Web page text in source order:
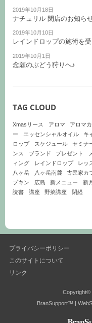
2019年10月18日
ナチュリル 閉店のお知ら
2019年10月10日
レインドロップの施術を
2019年10月1日
念願のぶどう狩りへ♪
TAG CLOUD
Xmasリース アロマ アロマ
ー
エッセンシャルオイル キ
ロップ
スケジュール セミナ
ンス
ブランド プレゼント
ィング
レインドロップ レッ
八ヶ岳
八ヶ岳南麓 古民家カ
プキン
広島 新メニュー 新月
読書
講座 野菜講座 閉経
プライバシーポリシー
このサイトについて
リンク
Copyright©
BranSupport™ |